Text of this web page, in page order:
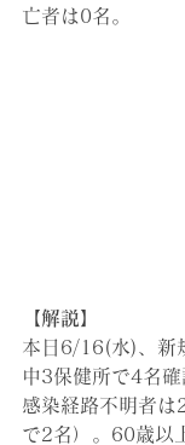
亡者は0名。
【解説】
本日6/16(水)、新
中3保健所で4名確
感染経路不明者は
で2名）。60歳以